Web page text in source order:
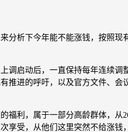
分析下今年能不能涨钱，按照
调启动后，一直保持每年连续
进的呼吁，以及官方文件、
福利，属于一部分高龄群体，
享受，从他们这里突然不给涨钱